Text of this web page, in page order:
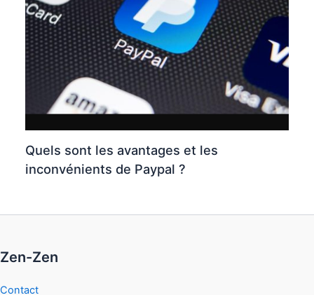
Quels sont les avantages et les
inconvénients de Paypal ?
Zen-Zen
Contact